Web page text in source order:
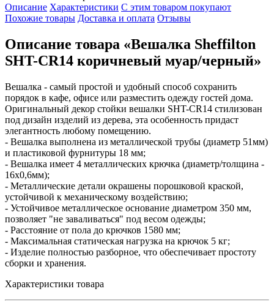
Описание Характеристики С этим товаром покупают
Похожие товары Доставка и оплата Отзывы
Описание товара «Вешалка Sheffilton
SHT-CR14 коричневый муар/черный»
Вешалка - самый простой и удобный способ сохранить
порядок в кафе, офисе или разместить одежду гостей дома.
Оригинальный декор стойки вешалки SHT-CR14 стилизован
под дизайн изделий из дерева, эта особенность придаст
элегантность любому помещению.
- Вешалка выполнена из металлической трубы (диаметр 51мм)
и пластиковой фурнитуры 18 мм;
- Вешалка имеет 4 металлических крючка (диаметр/толщина -
16х0,6мм);
- Металлические детали окрашены порошковой краской,
устойчивой к механическому воздействию;
- Устойчивое металлическое основание диаметром 350 мм,
позволяет "не заваливаться" под весом одежды;
- Расстояние от пола до крючков 1580 мм;
- Максимальная статическая нагрузка на крючок 5 кг;
- Изделие полностью разборное, что обеспечивает простоту
сборки и хранения.
Характеристики товара